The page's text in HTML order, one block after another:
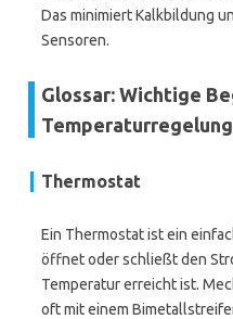
Das minimiert Kalkbildung
Sensoren.
Glossar: Wichtige
Temperaturregelung
Thermostat
Ein Thermostat ist ein
öffnet oder schließt den
Temperatur erreicht ist.
oft mit einem